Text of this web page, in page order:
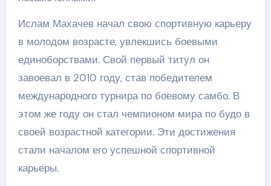
Ислам Махачев начал свою спортивную карьеру
в молодом возрасте, увлекшись боевыми
единоборствами. Свой первый титул он
завоевал в 2010 году, став победителем
международного турнира по боевому самбо. В
этом же году он стал чемпионом мира по будо в
своей возрастной категории. Эти достижения
стали началом его успешной спортивной
карьеры.